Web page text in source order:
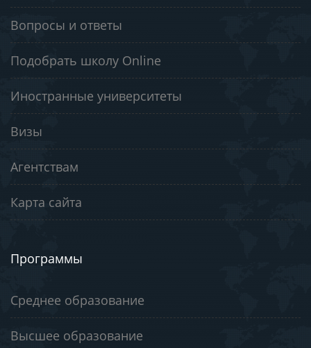
Вопросы и ответы
Подобрать школу Online
Иностранные университеты
Визы
Агентствам
Карта сайта
Программы
Среднее образование
Высшее образование